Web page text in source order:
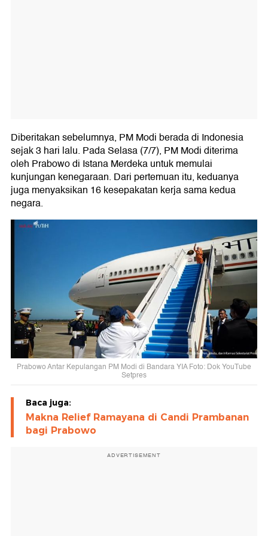
Diberitakan sebelumnya, PM Modi berada di Indonesia
sejak 3 hari lalu. Pada Selasa (7/7), PM Modi diterima
oleh Prabowo di Istana Merdeka untuk memulai
kunjungan kenegaraan. Dari pertemuan itu, keduanya
juga menyaksikan 16 kesepakatan kerja sama kedua
negara.
Prabowo Antar Kepulangan PM Modi di Bandara YIA Foto: Dok YouTube
Setpres
Baca juga:
Makna Relief Ramayana di Candi Prambanan
bagi Prabowo
ADVERTISEMENT